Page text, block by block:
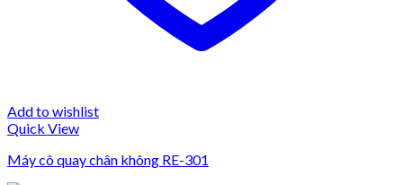
Add to wishlist
Quick View
Máy cô quay chân không RE-301